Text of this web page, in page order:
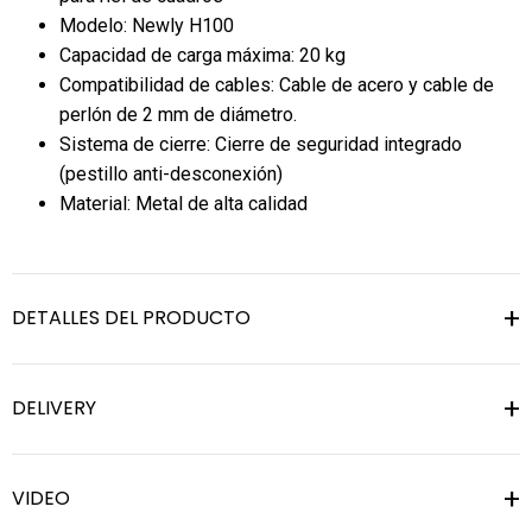
Modelo: Newly H100
Capacidad de carga máxima: 20 kg
Compatibilidad de cables: Cable de acero y cable de
perlón de 2 mm de diámetro.
Sistema de cierre: Cierre de seguridad integrado
(pestillo anti-desconexión)
Material: Metal de alta calidad
DETALLES DEL PRODUCTO
DELIVERY
VIDEO